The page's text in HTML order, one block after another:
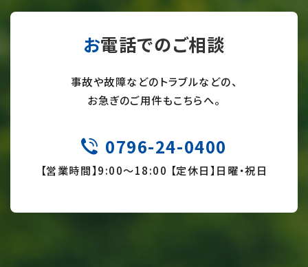
お電話でのご相談
事故や故障などのトラブルなどの、
お急ぎのご用件もこちらへ。
TEL
0796-24-0400
【営業時間】9:00～18:00 【定休日】日曜・祝日